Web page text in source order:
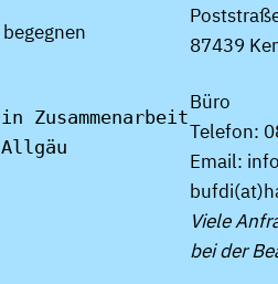
Zusammenarbeit
87439
Büro
Telefon:
Email:
Viele
bei der